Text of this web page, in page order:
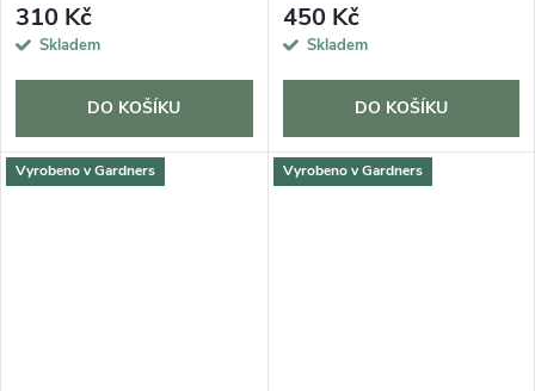
310 Kč
Skladem
DO KOŠÍKU
450 Kč
Skladem
DO KOŠÍKU
Vyrobeno v Gardners Vyrobeno v Gardners